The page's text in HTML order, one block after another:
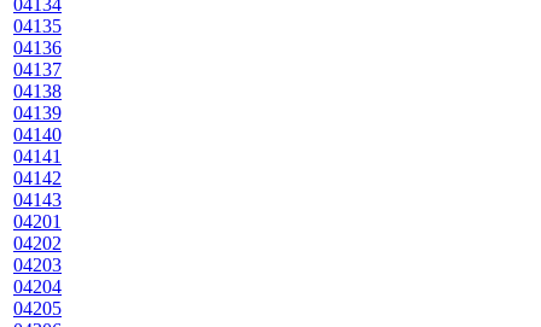
04134
04135
04136
04137
04138
04139
04140
04141
04142
04143
04201
04202
04203
04204
04205